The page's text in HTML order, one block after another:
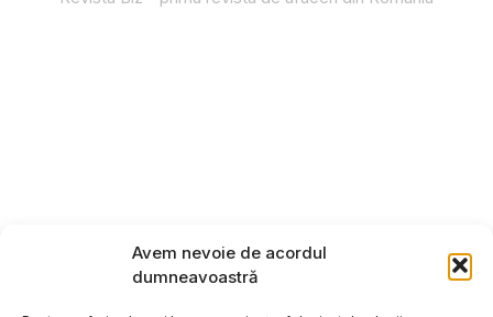
Avem nevoie de acordul
dumneavoastră